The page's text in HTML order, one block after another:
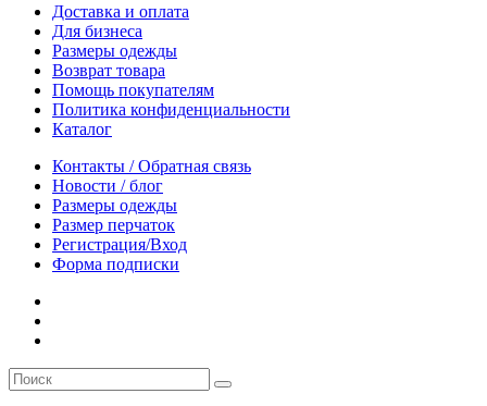
Доставка и оплата
Для бизнеса
Размеры одежды
Возврат товара
Помощь покупателям
Политика конфиденциальности
Каталог
Контакты / Обратная связь
Новости / блог
Размеры одежды
Размер перчаток
Регистрация/Вход
Форма подписки